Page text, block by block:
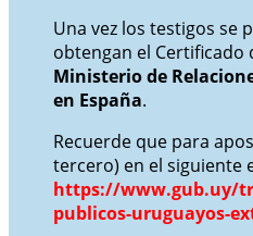
Una vez los testigos se
obtengan el Certificado
Ministerio de
en España.
Recuerde que para
tercero) en el siguiente
https://www.gub.uy/
publicos-uruguayos-